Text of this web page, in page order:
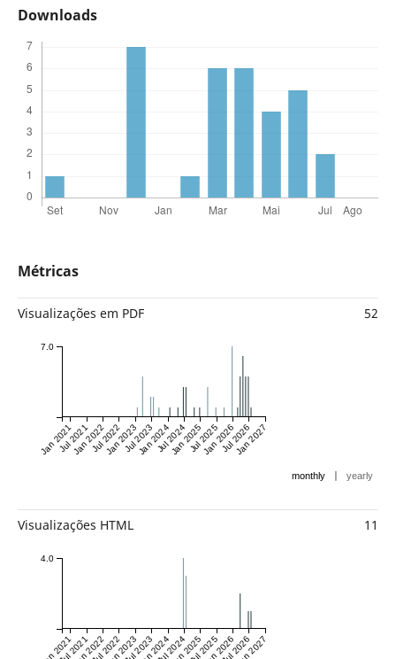
Downloads
Métricas
Visualizações em PDF 52
Jan 2021Jul 2021
Jan 2022Jul 2022
Jan 2023Jul 2023
Jan 2024Jul 2024
Jan 2025Jul 2025
Jan 2026Jul 2026
Jan 2027
7.0
monthly | yearly
Visualizações HTML 11
Jan 2021
Jul 2021
Jan 2022Jul 2022
Jan 2023Jul 2023
Jan 2024Jul 2024
Jan 2025Jul 2025
Jan 2026Jul 2026
Jan 2027
4.0